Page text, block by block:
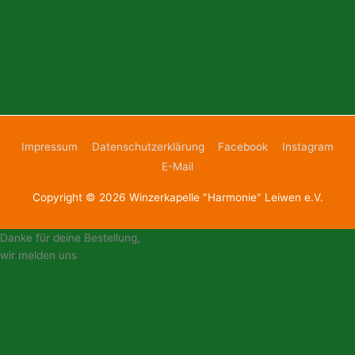
Impressum Datenschutzerklärung Facebook
Instagram
E-Mail
Copyright © 2026 Winzerkapelle "Harmonie" Leiwen e.V.
Danke für deine Bestellung,
wir melden uns